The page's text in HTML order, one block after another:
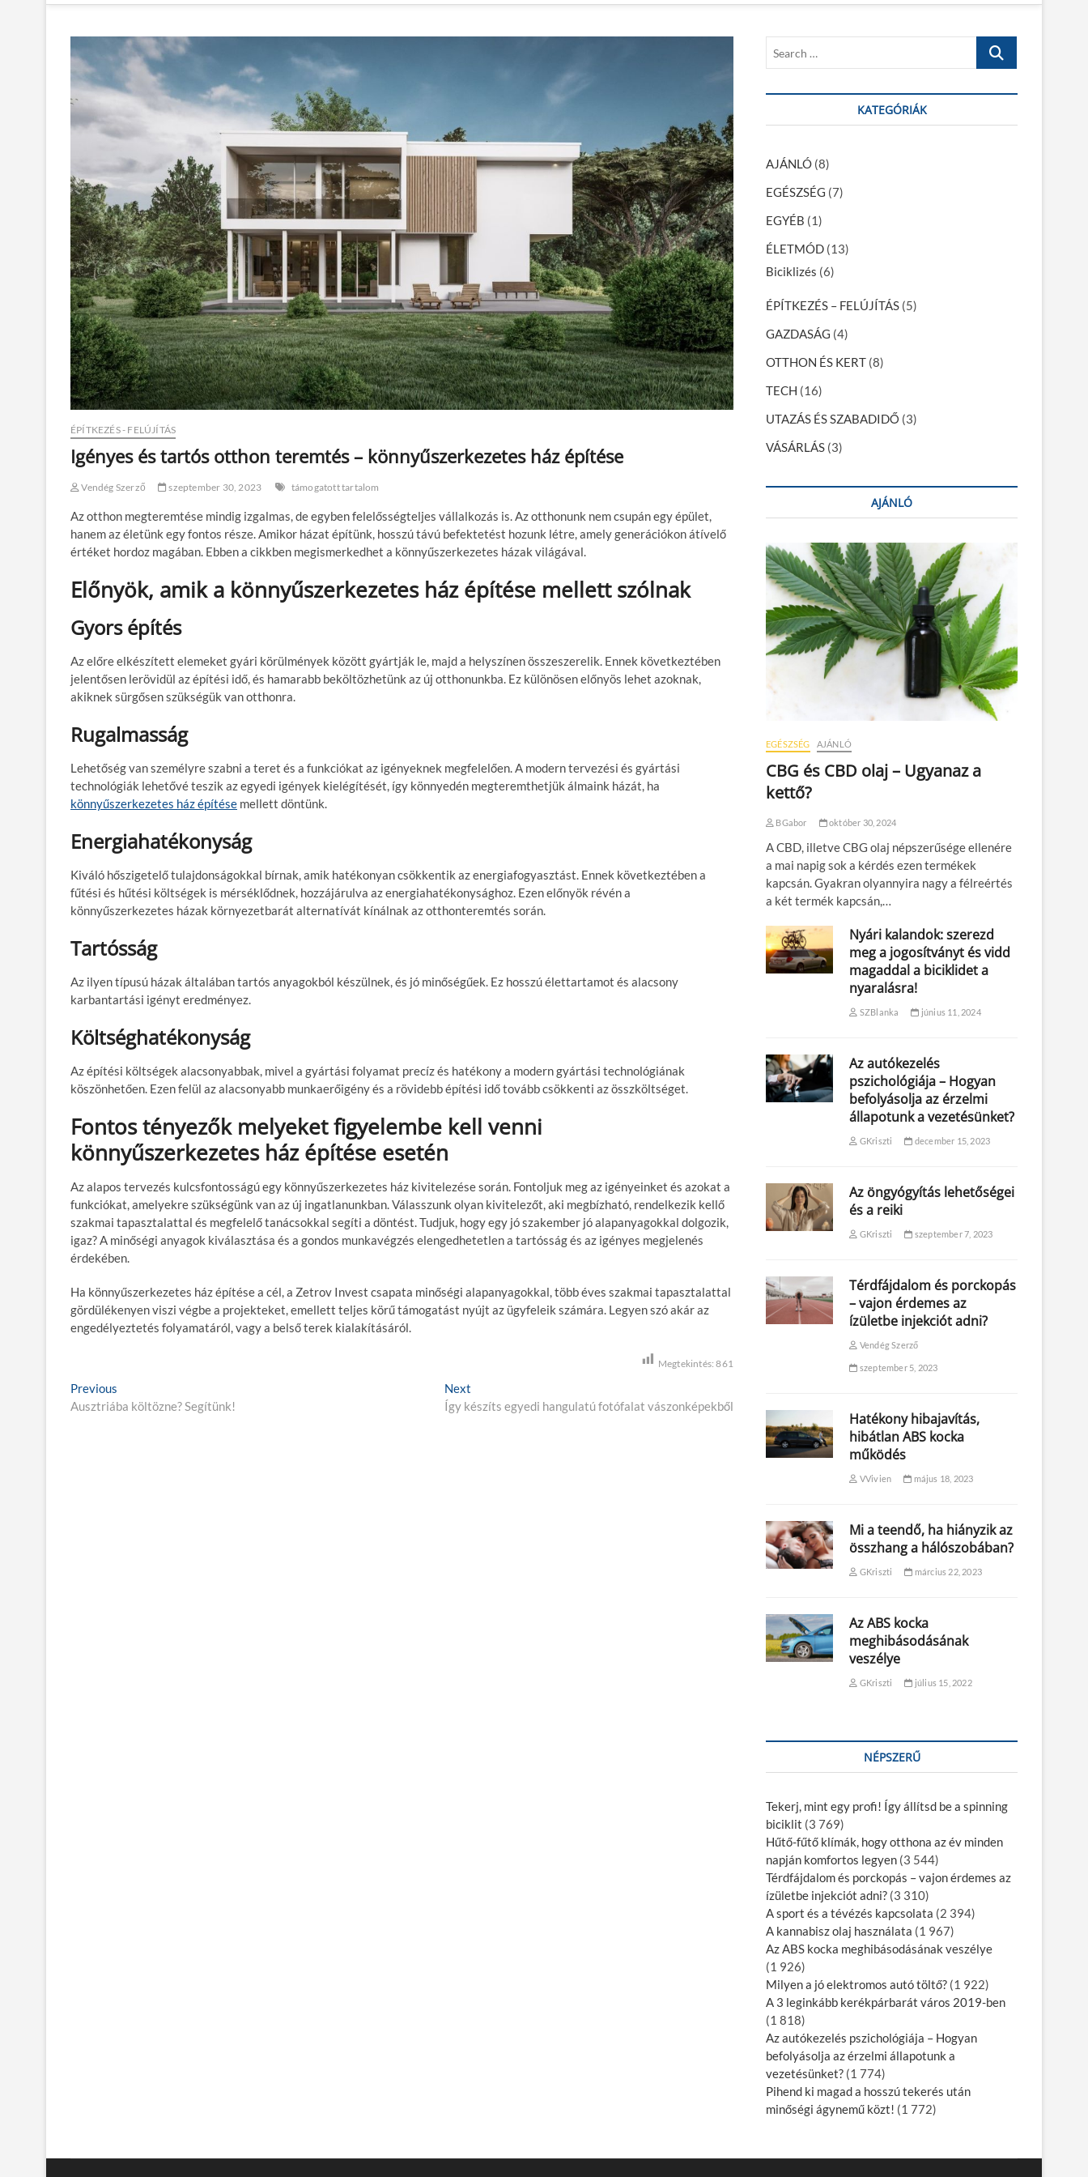
ÉPÍTKEZÉS - FELÚJÍTÁS
Igényes és tartós otthon teremtés – könnyűszerkezetes ház építése
Vendég Szerző szeptember 30, 2023 támogatott tartalom
Az otthon megteremtése mindig izgalmas, de egyben felelősségteljes vállalkozás is. Az otthonunk nem csupán egy épület,
hanem az életünk egy fontos része. Amikor házat építünk, hosszú távú befektetést hozunk létre, amely generációkon átívelő
értéket hordoz magában. Ebben a cikkben megismerkedhet a könnyűszerkezetes házak világával.
Előnyök, amik a könnyűszerkezetes ház építése mellett szólnak
Gyors építés
Az előre elkészített elemeket gyári körülmények között gyártják le, majd a helyszínen összeszerelik. Ennek következtében
jelentősen lerövidül az építési idő, és hamarabb beköltözhetünk az új otthonunkba. Ez különösen előnyös lehet azoknak,
akiknek sürgősen szükségük van otthonra.
Rugalmasság
Lehetőség van személyre szabni a teret és a funkciókat az igényeknek megfelelően. A modern tervezési és gyártási
technológiák lehetővé teszik az egyedi igények kielégítését, így könnyedén megteremthetjük álmaink házát, ha
könnyűszerkezetes ház építése mellett döntünk.
Energiahatékonyság
Kiváló hőszigetelő tulajdonságokkal bírnak, amik hatékonyan csökkentik az energiafogyasztást. Ennek következtében a
fűtési és hűtési költségek is mérséklődnek, hozzájárulva az energiahatékonysághoz. Ezen előnyök révén a
könnyűszerkezetes házak környezetbarát alternatívát kínálnak az otthonteremtés során.
Tartósság
Az ilyen típusú házak általában tartós anyagokból készülnek, és jó minőségűek. Ez hosszú élettartamot és alacsony
karbantartási igényt eredményez.
Költséghatékonyság
Az építési költségek alacsonyabbak, mivel a gyártási folyamat precíz és hatékony a modern gyártási technológiának
köszönhetően. Ezen felül az alacsonyabb munkaerőigény és a rövidebb építési idő tovább csökkenti az összköltséget.
Fontos tényezők melyeket figyelembe kell venni
könnyűszerkezetes ház építése esetén
Az alapos tervezés kulcsfontosságú egy könnyűszerkezetes ház kivitelezése során. Fontoljuk meg az igényeinket és azokat a
funkciókat, amelyekre szükségünk van az új ingatlanunkban. Válasszunk olyan kivitelezőt, aki megbízható, rendelkezik kellő
szakmai tapasztalattal és megfelelő tanácsokkal segíti a döntést. Tudjuk, hogy egy jó szakember jó alapanyagokkal dolgozik,
igaz? A minőségi anyagok kiválasztása és a gondos munkavégzés elengedhetetlen a tartósság és az igényes megjelenés
érdekében.
Ha könnyűszerkezetes ház építése a cél, a Zetrov Invest csapata minőségi alapanyagokkal, több éves szakmai tapasztalattal
gördülékenyen viszi végbe a projekteket, emellett teljes körű támogatást nyújt az ügyfeleik számára. Legyen szó akár az
engedélyeztetés folyamatáról, vagy a belső terek kialakításáról.
Megtekintés: 861
B
e
Previous
r
Ausztriába költözne? Segítünk!
Next
e
Így készíts egyedi hangulatú fotófalat vászonképekből
r
KATEGÓRIÁK
AJÁNLÓ (8)
EGÉSZSÉG (7)
EGYÉB (1)
ÉLETMÓD (13)
Biciklizés (6)
ÉPÍTKEZÉS – FELÚJÍTÁS (5)
GAZDASÁG (4)
OTTHON ÉS KERT (8)
TECH (16)
UTAZÁS ÉS SZABADIDŐ (3)
VÁSÁRLÁS (3)
AJÁNLÓ
EGÉSZSÉG AJÁNLÓ
CBG és CBD olaj – Ugyanaz a
kettő?
BGabor október 30, 2024
A CBD, illetve CBG olaj népszerűsége ellenére
a mai napig sok a kérdés ezen termékek
kapcsán. Gyakran olyannyira nagy a félreértés
a két termék kapcsán,…
Nyári kalandok: szerezd
meg a jogosítványt és vidd
magaddal a biciklidet a
nyaralásra!
SZBlanka június 11, 2024
Az autókezelés
pszichológiája – Hogyan
befolyásolja az érzelmi
állapotunk a vezetésünket?
GKriszti december 15, 2023
Az öngyógyítás lehetőségei
és a reiki
GKriszti szeptember 7, 2023
Térdfájdalom és porckopás
– vajon érdemes az
ízületbe injekciót adni?
Vendég Szerző
szeptember 5, 2023
Hatékony hibajavítás,
hibátlan ABS kocka
működés
VVivien május 18, 2023
Mi a teendő, ha hiányzik az
összhang a hálószobában?
GKriszti március 22, 2023
Az ABS kocka
meghibásodásának
veszélye
GKriszti július 15, 2022
NÉPSZERŰ
Tekerj, mint egy profi! Így állítsd be a spinning
biciklit (3 769)
Hűtő-fűtő klímák, hogy otthona az év minden
napján komfortos legyen (3 544)
Térdfájdalom és porckopás – vajon érdemes az
ízületbe injekciót adni? (3 310)
A sport és a tévézés kapcsolata (2 394)
A kannabisz olaj használata (1 967)
Az ABS kocka meghibásodásának veszélye
(1 926)
Milyen a jó elektromos autó töltő? (1 922)
A 3 leginkább kerékpárbarát város 2019-ben
(1 818)
Az autókezelés pszichológiája – Hogyan
befolyásolja az érzelmi állapotunk a
vezetésünket? (1 774)
Pihend ki magad a hosszú tekerés után
minőségi ágynemű közt! (1 772)